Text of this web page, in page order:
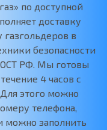
по доступной
доставку
в
безопасности
РФ. Мы готовы
4 часов с
этого можно
телефона,
можно заполнить